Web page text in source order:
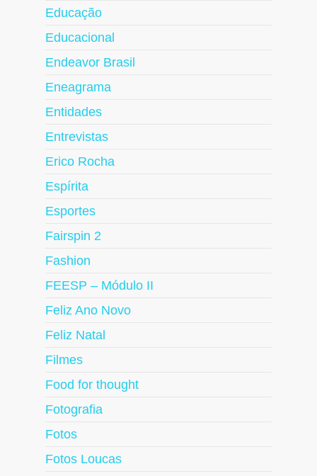
Educação
Educacional
Endeavor Brasil
Eneagrama
Entidades
Entrevistas
Erico Rocha
Espírita
Esportes
Fairspin 2
Fashion
FEESP – Módulo II
Feliz Ano Novo
Feliz Natal
Filmes
Food for thought
Fotografia
Fotos
Fotos Loucas